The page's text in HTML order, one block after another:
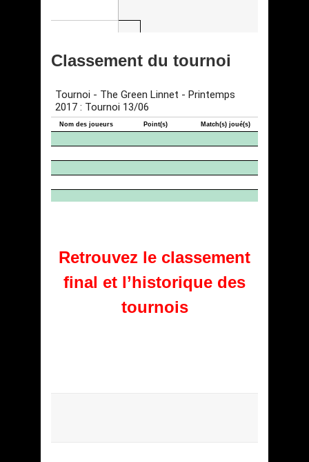
Classement du tournoi
Retrouvez le classement
final et l’historique des
tournois